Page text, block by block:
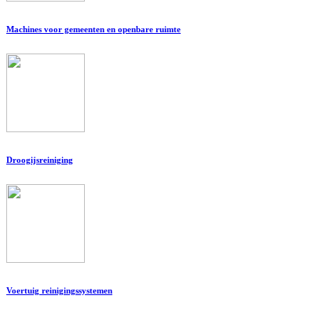
Machines voor gemeenten en openbare ruimte
Droogijsreiniging
Voertuig reinigingssystemen